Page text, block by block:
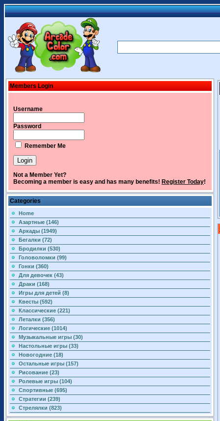
Members Login
Username
Password
Remember Me
Not a Member Yet?
Becoming a member is easy and has many benefits! Register Today!
Categories
Home
Азартные (146)
Аркады (1949)
Бегалки (72)
Бродилки (530)
Головоломки (99)
Гонки (360)
Для девочек (43)
Драки (168)
Игры для детей (8)
Квесты (592)
Классические (221)
Леталки (356)
Логические (1014)
Музыкальные игры (30)
Настольные игры (33)
Новогодние (18)
Остальные игры (157)
Рисование (23)
Ролевые игры (104)
Спортивные (695)
Стратегии (239)
Стрелялки (823)